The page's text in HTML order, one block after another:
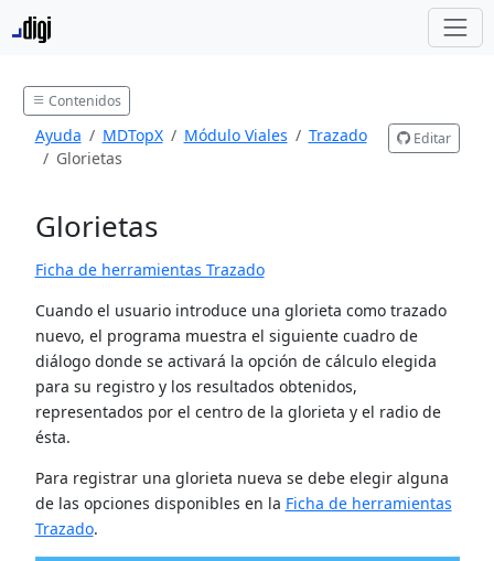
Contenidos
Ayuda MDTopX Módulo Viales
Trazado
Glorietas
Editar
Glorietas
Ficha de herramientas Trazado
Cuando el usuario introduce una glorieta como trazado
nuevo, el programa muestra el siguiente cuadro de
diálogo donde se activará la opción de cálculo elegida
para su registro y los resultados obtenidos,
representados por el centro de la glorieta y el radio de
ésta.
Para registrar una glorieta nueva se debe elegir alguna
de las opciones disponibles en la Ficha de herramientas
Trazado.